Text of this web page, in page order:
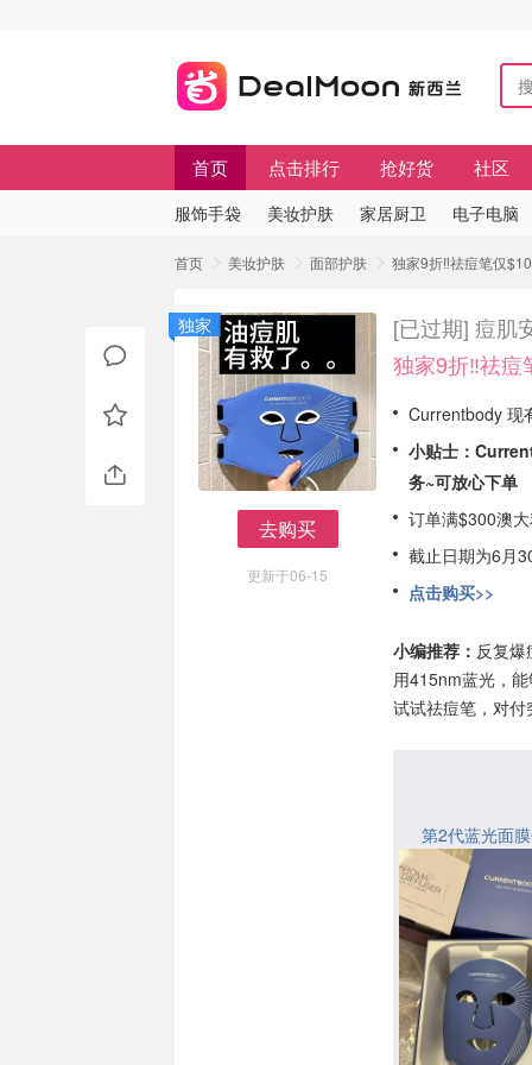
首页 点击排行 抢好货 社区
服饰手袋 美妆护肤 家居厨卫 电子电脑
首页 美妆护肤 面部护肤 独家9折‼️祛痘笔仅
去购买
更新于06-15
独家 [已过期] 痘肌
独家9折‼️祛痘
Currentbody 现
小贴士：
务~可放心下单
订单满$300澳
截止日期为6月
点击购买>>
小编推荐： 反复
用415nm蓝光，
试试祛痘笔，对
第2代蓝光面